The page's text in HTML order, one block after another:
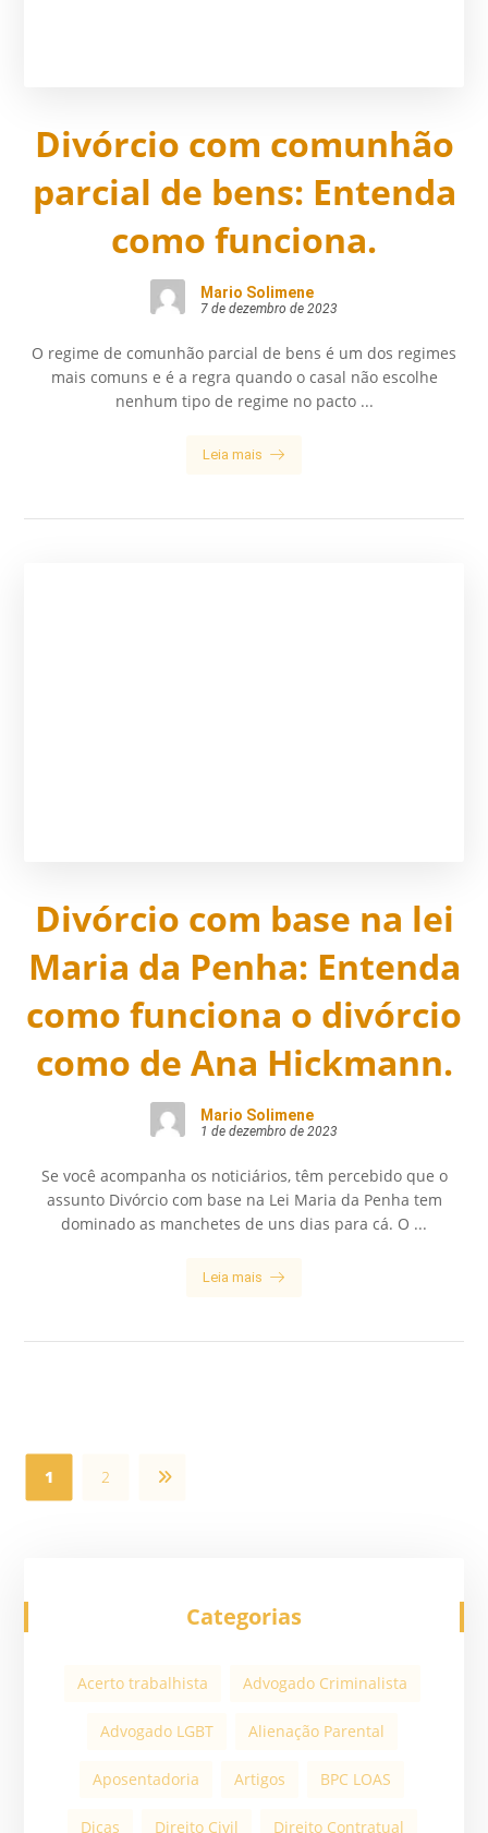
Divórcio com comunhão
parcial de bens: Entenda
como funciona.
Mario Solimene
7 de dezembro de 2023
O regime de comunhão parcial de bens é um dos regimes
mais comuns e é a regra quando o casal não escolhe
nenhum tipo de regime no pacto ...
Leia mais
Divórcio com base na lei
Maria da Penha: Entenda
como funciona o divórcio
como de Ana Hickmann.
Mario Solimene
1 de dezembro de 2023
Se você acompanha os noticiários, têm percebido que o
assunto Divórcio com base na Lei Maria da Penha tem
dominado as manchetes de uns dias para cá. O ...
Leia mais
1 2
Categorias
Acerto trabalhista Advogado Criminalista
Advogado LGBT Alienação Parental
Aposentadoria Artigos BPC LOAS
Dicas Direito Civil Direito Contratual